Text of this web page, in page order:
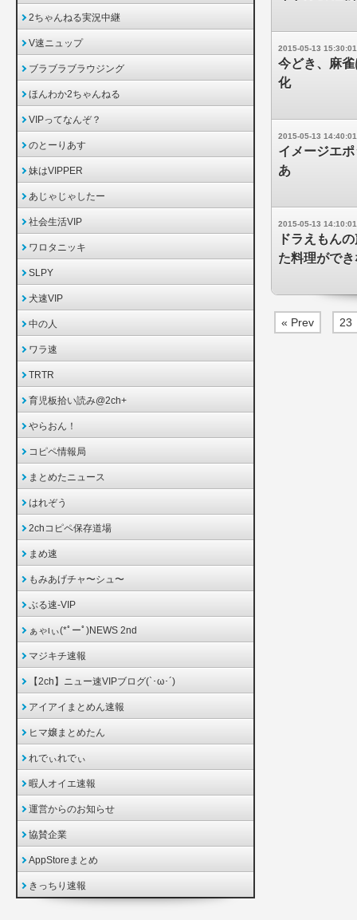
2015-05-13 15:30:01
今どき、麻
化
2015-05-13 14:40:01
イメージエ
あ
2015-05-13 14:10:01
ドラえもん
た料理がで
« Prev 23
2ちゃんねる実況中継
V速ニュップ
ブラブラブラウジング
ほんわか2ちゃんねる
VIPってなんぞ？
のとーりあす
妹はVIPPER
あじゃじゃしたー
社会生活VIP
ワロタニッキ
SLPY
犬速VIP
中の人
ワラ速
TRTR
育児板拾い読み@2ch+
やらおん！
コピペ情報局
まとめたニュース
はれぞう
2chコピペ保存道場
まめ速
もみあげチャ〜シュ〜
ぶる速-VIP
ぁゃιぃ(*ﾟーﾟ)NEWS 2nd
マジキチ速報
【2ch】ニュー速VIPブログ(`･ω･´)
アイアイまとめん速報
ヒマ嬢まとめたん
れでぃれでぃ
暇人オイエ速報
運営からのお知らせ
協賛企業
AppStoreまとめ
きっちり速報